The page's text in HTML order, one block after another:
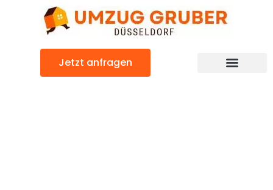
Jetzt anfragen